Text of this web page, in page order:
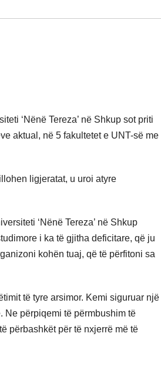
‘Nënë Tereza’ në Shkup sot priti
aktual, në 5 fakultetet e UNT-së me
ligjeratat, u uroi atyre
‘Nënë Tereza’ në Shkup
i ka të gjitha deficitare, që ju
kohën tuaj, që të përfitoni sa
të tyre arsimor. Kemi siguruar një
Ne përpiqemi të përmbushim të
përbashkët për të nxjerrë më të